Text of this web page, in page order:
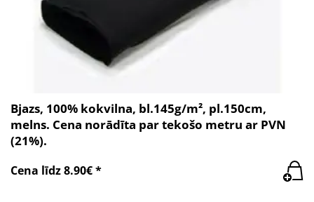
Bjazs, 100% kokvilna, bl.145g/m², pl.150cm,
melns. Cena norādīta par tekošo metru ar PVN
(21%).
Cena līdz 8.90€ *